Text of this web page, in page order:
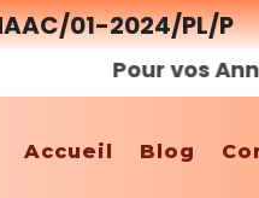
01-2024/PL/P
Pour vos
Accueil Blog